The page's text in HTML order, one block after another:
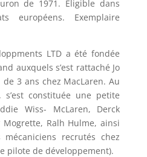
de 1971. Eligible dans
européens. Exemplaire
LTD a été fondée
auxquels s’est rattaché Jo
3 ans chez MacLaren. Au
constituée une petite
Wiss- McLaren, Derck
Ralh Hulme, ainsi
recrutés chez
pilote de développement).